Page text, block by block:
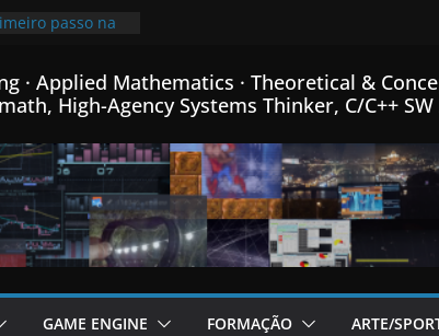
linguagem
criada para
passo na
de Física
e Matemática…
que o
mais pequeno
de
meu Formato
C++…
e menus
de Fractais
· Applied Mathematics · Theoretical &
High-Agency Systems Thinker, C/C++
GAME ENGINE FORMAÇÃO ARTE/